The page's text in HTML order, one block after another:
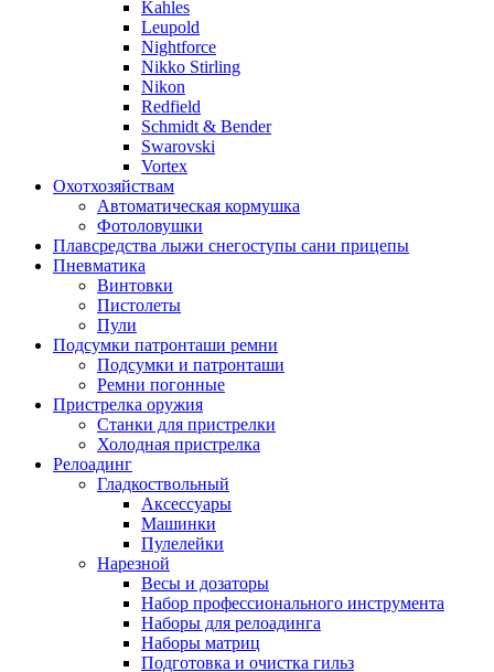
Kahles
Leupold
Nightforce
Nikko Stirling
Nikon
Redfield
Schmidt & Bender
Swarovski
Vortex
Охотхозяйствам
Автоматическая кормушка
Фотоловушки
Плавсредства лыжи снегоступы сани прицепы
Пневматика
Винтовки
Пистолеты
Пули
Подсумки патронташи ремни
Подсумки и патронташи
Ремни погонные
Пристрелка оружия
Станки для пристрелки
Холодная пристрелка
Релоадинг
Гладкоствольный
Аксессуары
Машинки
Пулелейки
Нарезной
Весы и дозаторы
Набор профессионального инструмента
Наборы для релоадинга
Наборы матриц
Подготовка и очистка гильз